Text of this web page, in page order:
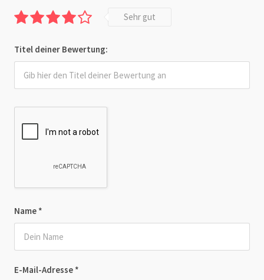
Name *
E-Mail-Adresse *
Sehr gut
Titel deiner Bewertung: